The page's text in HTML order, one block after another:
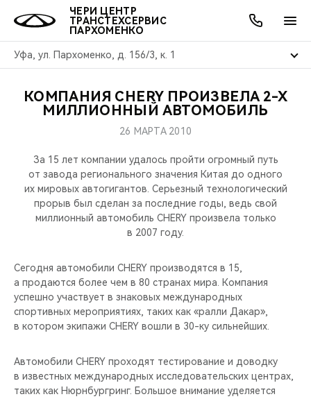
ЧЕРИ ЦЕНТР
ТРАНСТЕХСЕРВИС
ПАРХОМЕНКО
Уфа, ул. Пархоменко, д. 156/3, к. 1
МОДЕЛИ
КРОССОВЕРЫ
СЕДАНЫ
НОВИНКИ
ПОКУПАТЕЛЯМ
КРЕДИТ И СТРАХОВАНИЕ
ВЛАДЕЛЬЦАМ
ЗАПЧАСТИ И АКСЕССУАРЫ
ПОДДЕРЖКА
МИР CHERY
О БРЕНДЕ
CHERY В СОЦСЕТЯХ
БЛАГОТВОРИТЕЛЬНОСТЬ
CHERY REMOTE
НАШИ МЕРОПРИЯТИЯ
АКЦИИ
ОНЛАЙН СЕРВИСЫ
КРЕДИТ
О КОМПАНИИ
МЫ В СОЦСЕТЯХ
КОМПАНИЯ CHERY ПРОИЗВЕЛА 2-Х
МИЛЛИОННЫЙ АВТОМОБИЛЬ
26 МАРТА 2010
За 15 лет компании удалось пройти огромный путь
от завода регионального значения Китая до одного
их мировых автогигантов. Серьезный технологический
прорыв был сделан за последние годы, ведь свой
миллионный автомобиль CHERY произвела только
в 2007 году.
Сегодня автомобили CHERY производятся в 15,
а продаются более чем в 80 странах мира. Компания
успешно участвует в знаковых международных
спортивных мероприятиях, таких как «ралли Дакар»,
в котором экипажи CHERY вошли в 30-ку сильнейших.
Автомобили CHERY проходят тестирование и доводку
в известных международных исследовательских центрах,
таких как Нюрнбургринг. Большое внимание уделяется